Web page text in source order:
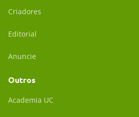
Criadores
Editorial
Anuncie
Outros
Academia UC